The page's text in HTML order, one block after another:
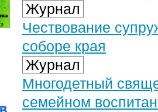
Журнал
Чествование
соборе края
Журнал
Многодетный
семейном